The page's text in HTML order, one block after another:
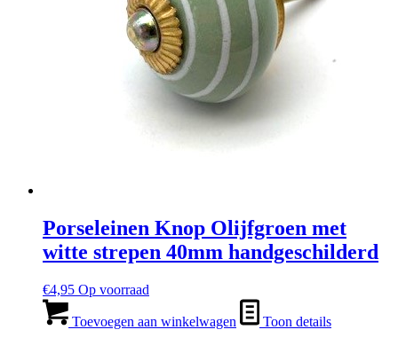
Porseleinen Knop Olijfgroen met
witte strepen 40mm handgeschilderd
€4,95 Op voorraad
Toevoegen aan winkelwagen Toon details